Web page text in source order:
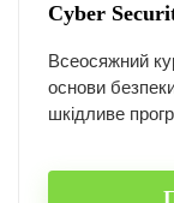
Cyber
Всеосяжний
основи
шкідливе